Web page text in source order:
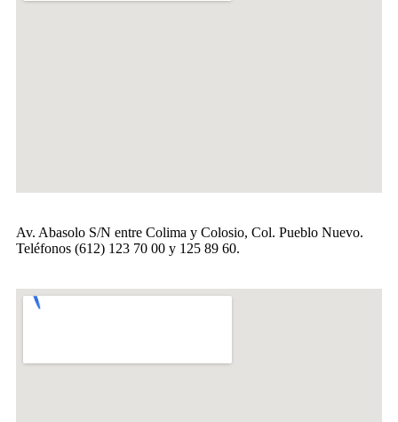
Av. Abasolo S/N entre Colima y Colosio, Col. Pueblo Nuevo.
Teléfonos (612) 123 70 00 y 125 89 60.